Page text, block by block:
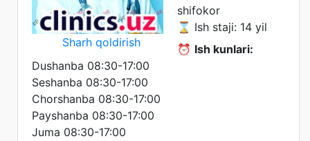
Sharh qoldirish
shifokor
⌛ Ish staji: 14 yil
⏰ Ish kunlari:
Dushanba 08:30-17:00
Seshanba 08:30-17:00
Chorshanba 08:30-17:00
Payshanba 08:30-17:00
Juma 08:30-17:00